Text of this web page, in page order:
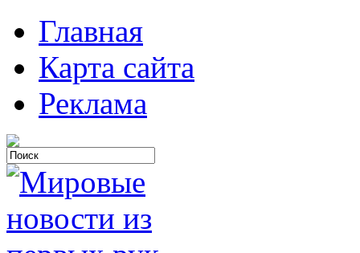
Главная
Карта сайта
Реклама